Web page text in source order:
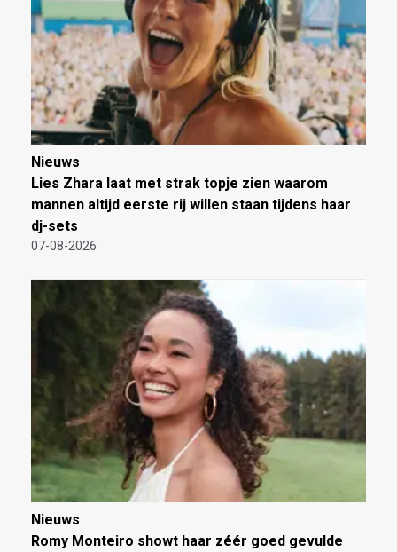
Nieuws
Lies Zhara laat met strak topje zien waarom
mannen altijd eerste rij willen staan tijdens haar
dj-sets
07-08-2026
Nieuws
Romy Monteiro showt haar zéér goed gevulde